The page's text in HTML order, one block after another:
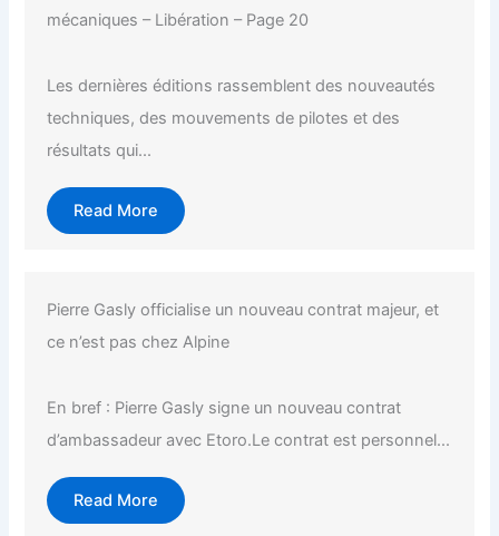
mécaniques – Libération – Page 20
Les dernières éditions rassemblent des nouveautés
techniques, des mouvements de pilotes et des
résultats qui...
Read More
Pierre Gasly officialise un nouveau contrat majeur, et
ce n’est pas chez Alpine
En bref : Pierre Gasly signe un nouveau contrat
d’ambassadeur avec Etoro.Le contrat est personnel...
Read More